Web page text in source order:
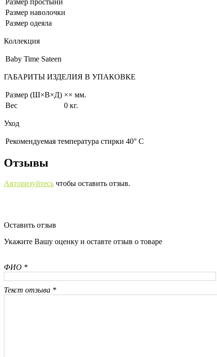
Размер наволочки
Размер одеяла
Коллекция
Baby Time Sateen
ГАБАРИТЫ ИЗДЕЛИЯ В УПАКОВКЕ
Размер (Ш×В×Д) ×× мм.
Вес
0 кг.
Уход
Рекомендуемая температура стирки 40° С
Отзывы
Авторизуйтесь чтобы оставить отзыв.
Оставить отзыв
Укажите Вашу оценку и оставте отзыв о товаре
ФИО *
Текст отзыва *